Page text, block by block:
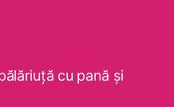
cu pană şi